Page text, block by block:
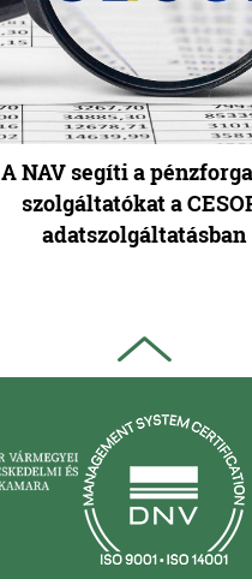
A NAV segíti a
szolgáltatókat a
adatszolgáltatásban